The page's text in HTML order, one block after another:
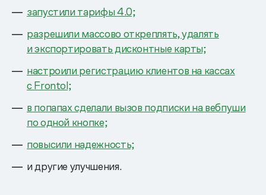
запустили тарифы 4.0;
разрешили массово откреплять, удалять
и экспортировать дисконтные карты;
настроили регистрацию клиентов на кассах
с Frontol;
в попапах сделали вызов подписки на вебпуши
по одной кнопке;
повысили надежность;
и другие улучшения.